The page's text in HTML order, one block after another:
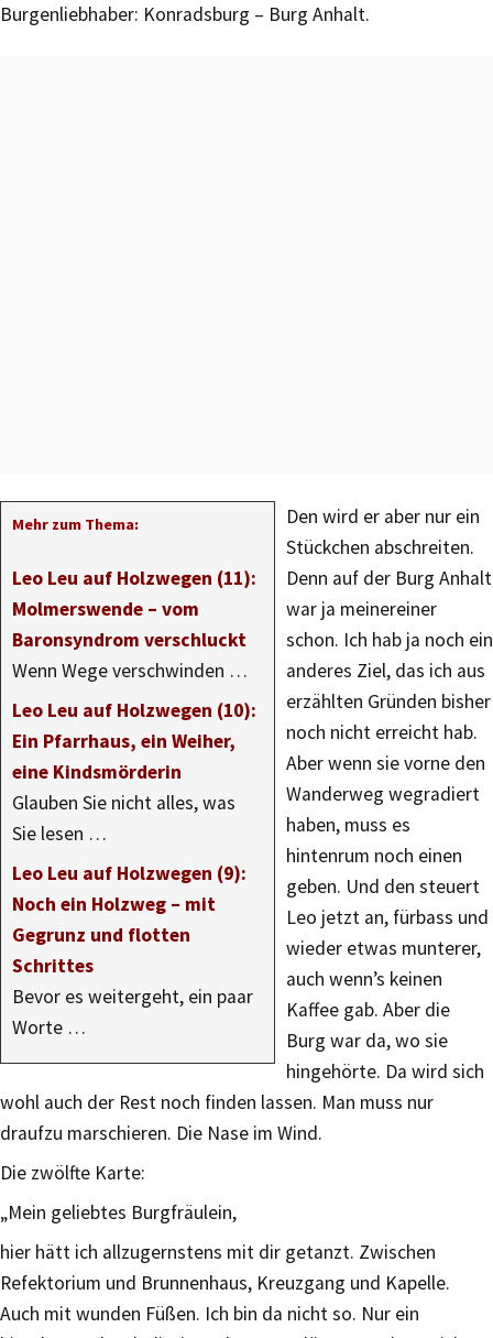
Burgenliebhaber: Konradsburg – Burg Anhalt.
Mehr zum Thema:
Leo Leu auf Holzwegen (11):
Molmerswende – vom
Baronsyndrom verschluckt
Wenn Wege verschwinden …
Leo Leu auf Holzwegen (10):
Ein Pfarrhaus, ein Weiher,
eine Kindsmörderin
Glauben Sie nicht alles, was
Sie lesen …
Leo Leu auf Holzwegen (9):
Noch ein Holzweg – mit
Gegrunz und flotten
Schrittes
Bevor es weitergeht, ein paar
Worte …
Den wird er aber nur ein
Stückchen abschreiten.
Denn auf der Burg Anhalt
war ja meinereiner
schon. Ich hab ja noch ein
anderes Ziel, das ich aus
erzählten Gründen bisher
noch nicht erreicht hab.
Aber wenn sie vorne den
Wanderweg wegradiert
haben, muss es
hintenrum noch einen
geben. Und den steuert
Leo jetzt an, fürbass und
wieder etwas munterer,
auch wenn’s keinen
Kaffee gab. Aber die
Burg war da, wo sie
hingehörte. Da wird sich
wohl auch der Rest noch finden lassen. Man muss nur
draufzu marschieren. Die Nase im Wind.
Die zwölfte Karte:
„Mein geliebtes Burgfräulein,
hier hätt ich allzugernstens mit dir getanzt. Zwischen
Refektorium und Brunnenhaus, Kreuzgang und Kapelle.
Auch mit wunden Füßen. Ich bin da nicht so. Nur ein